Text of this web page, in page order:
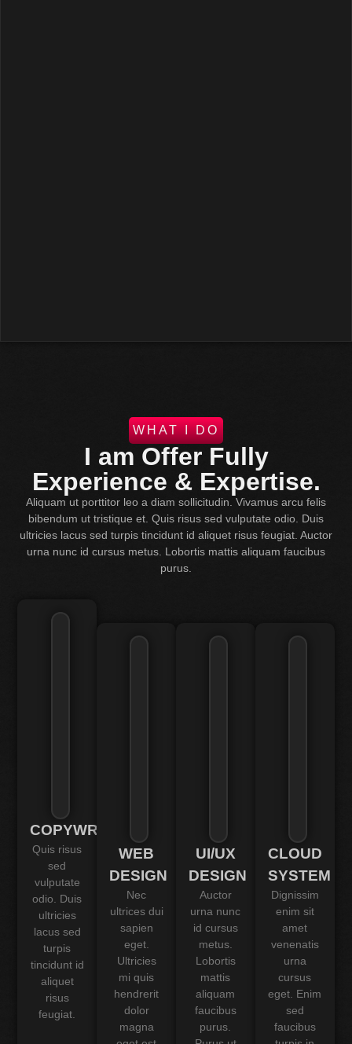
WHAT I DO
I am Offer Fully
Experience & Expertise.
Aliquam ut porttitor leo a diam sollicitudin. Vivamus arcu felis
bibendum ut tristique et. Quis risus sed vulputate odio. Duis
ultricies lacus sed turpis tincidunt id aliquet risus feugiat. Auctor
urna nunc id cursus metus. Lobortis mattis aliquam faucibus
purus.
COPYWRITING
Quis risus
sed
vulputate
odio. Duis
ultricies
lacus sed
turpis
tincidunt id
aliquet
risus
feugiat.
WEB
DESIGN
Nec
ultrices dui
sapien
eget.
Ultricies
mi quis
hendrerit
dolor
magna
UI/UX
DESIGN
Auctor
urna nunc
id cursus
metus.
Lobortis
mattis
aliquam
faucibus
purus.
CLOUD
SYSTEM
Dignissim
enim sit
amet
venenatis
urna
cursus
eget. Enim
sed
faucibus